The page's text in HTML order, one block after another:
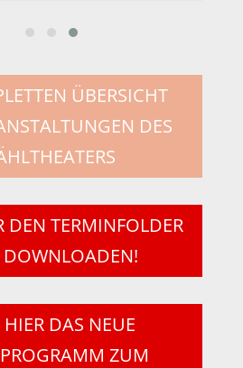
ÜBERSICHT
DES
DEN TERMINFOLDER
DAS NEUE
ZUM